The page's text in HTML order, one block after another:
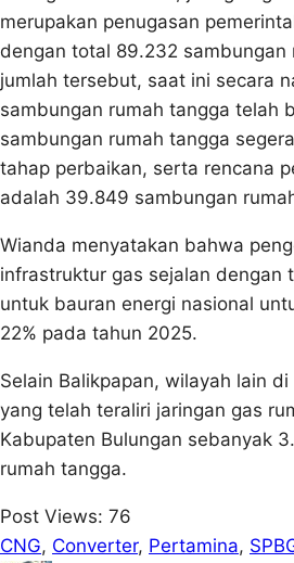
merupakan penugasan
dengan total 89.232 sambungan
jumlah tersebut, saat ini secara
sambungan rumah tangga telah
sambungan rumah tangga
tahap perbaikan, serta rencana
adalah 39.849 sambungan
Wianda menyatakan bahwa
infrastruktur gas sejalan dengan
untuk bauran energi nasional
22% pada tahun 2025.
Selain Balikpapan, wilayah lain
yang telah teraliri jaringan gas
Kabupaten Bulungan sebanyak
rumah tangga.
Post Views: 76
CNG, Converter, Pertamina,